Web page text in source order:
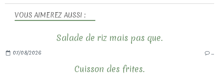
VOUS AIMEREZ AUSSI :
Salade de riz mais pas que.
07/08/2026
Cuisson des frites.